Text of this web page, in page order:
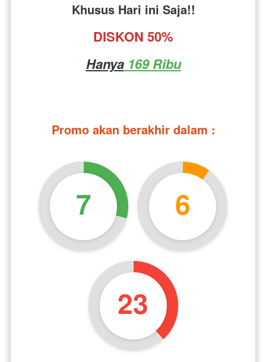
Khusus Hari ini Saja!!
DISKON 50%
Hanya 169 Ribu
Promo akan berakhir dalam :
7 6
23